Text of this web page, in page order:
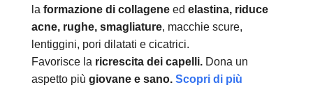
la formazione di collagene ed elastina, riduce
acne, rughe, smagliature, macchie scure,
lentiggini, pori dilatati e cicatrici.
Favorisce la ricrescita dei capelli. Dona un
aspetto più giovane e sano. Scopri di più